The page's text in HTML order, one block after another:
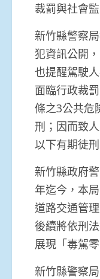
裁罰與社會
新竹縣警察
犯資訊公開
也提醒駕駛
面臨行政裁
條之3公共危
刑；因而致
以下有期徒
新竹縣政府
年迄今，本
道路交通管
後續將依刑
展現「毒駕
新竹縣警察